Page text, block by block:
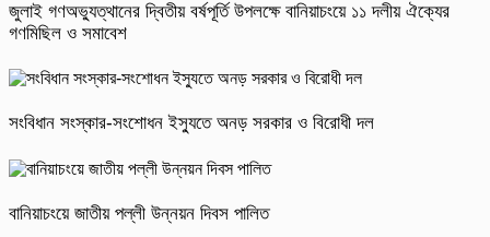
জুলাই গণঅভ্যুত্থানের দ্বিতীয় বর্ষপূর্তি উপলক্ষে বানিয়াচংয়ে ১১ দলীয় ঐক্যের
গণমিছিল ও সমাবেশ
সংবিধান সংস্কার-সংশোধন ইস্যুতে অনড় সরকার ও বিরোধী দল
বানিয়াচংয়ে জাতীয় পল্লী উন্নয়ন দিবস পালিত